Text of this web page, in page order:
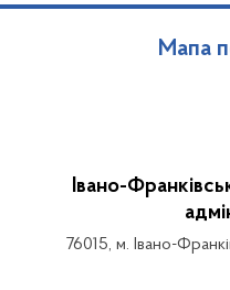
Мапа
Івано-
76015, м. Івано-